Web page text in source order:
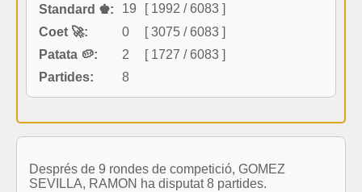
Standard ♚: 19
[ 1992 / 6083 ]
Coet 🚀:
0
[ 3075 / 6083 ]
Patata 🥔:
2
[ 1727 / 6083 ]
Partides:
8
Després de 9 rondes de competició, GOMEZ
SEVILLA, RAMON ha disputat 8 partides.